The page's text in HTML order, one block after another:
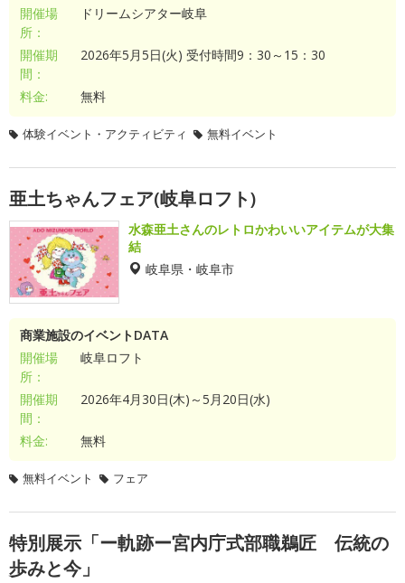
開催場
所：
ドリームシアター岐阜
開催期
間：
2026年5月5日(火) 受付時間9：30～15：30
料金: 無料
体験イベント・アクティビティ 無料イベント
亜土ちゃんフェア(岐阜ロフト)
水森亜土さんのレトロかわいいアイテムが大集
結
岐阜県・岐阜市
商業施設のイベントDATA
開催場
所：
岐阜ロフト
開催期
間：
2026年4月30日(木)～5月20日(水)
料金: 無料
無料イベント フェア
特別展示「ー軌跡ー宮内庁式部職鵜匠 伝統の
歩みと今」